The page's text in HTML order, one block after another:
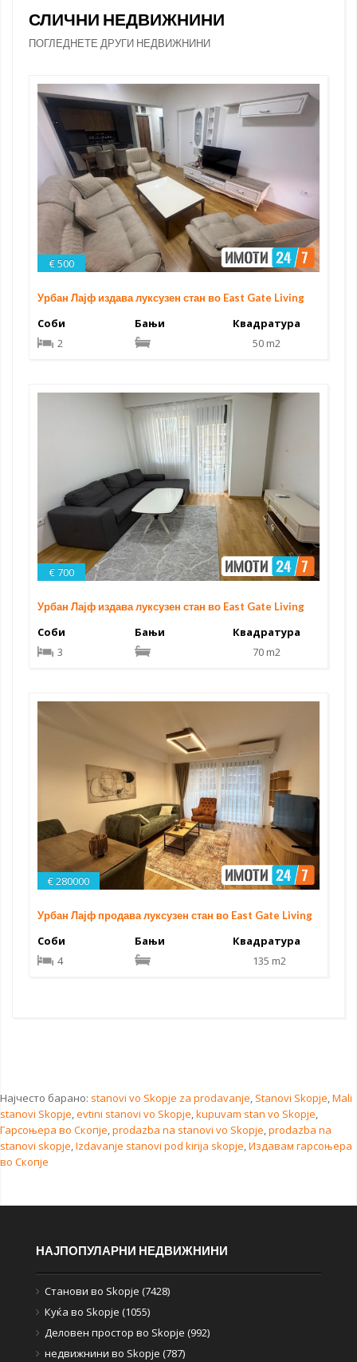
СЛИЧНИ НЕДВИЖНИНИ
ПОГЛЕДНЕТЕ ДРУГИ НЕДВИЖНИНИ
€ 500
Урбан Лајф издава луксузен стан во East Gate Living
Соби
2
Бањи
Квадратура
50 m2
€ 700
Урбан Лајф издава луксузен стан во East Gate Living
Соби
3
Бањи
Квадратура
70 m2
€ 280000
Урбан Лајф продава луксузен стан во East Gate Living
Соби
4
Бањи
Квадратура
135 m2
Најчесто барано: stanovi vo Skopje za prodavanje, Stanovi Skopje,Mali
stanovi Skopje,evtini stanovi vo Skopje,kupuvam stan vo Skopje,
Гарсоњера во Скопје,prodazba na stanovi vo Skopje,prodazba na
stanovi skopje,Izdavanje stanovi pod kirija skopje,Издавам гарсоњера
во Скопје
НАЈПОПУЛАРНИ НЕДВИЖНИНИ
Станови во Skopje (7428)
Куќа во Skopje (1055)
Деловен простор во Skopje (992)
недвижнини во Skopje (787)